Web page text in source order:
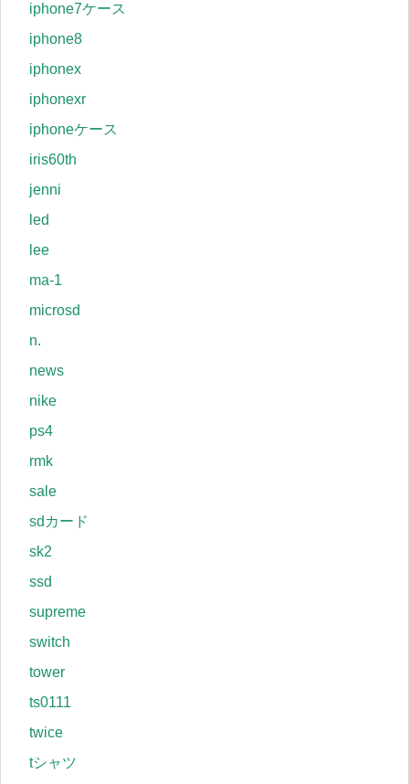
iphone7ケース
iphone8
iphonex
iphonexr
iphoneケース
iris60th
jenni
led
lee
ma-1
microsd
n.
news
nike
ps4
rmk
sale
sdカード
sk2
ssd
supreme
switch
tower
ts0111
twice
tシャツ